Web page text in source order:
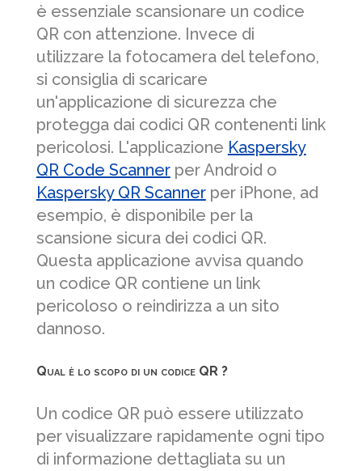
è essenziale scansionare un codice
QR con attenzione. Invece di
utilizzare la fotocamera del telefono,
si consiglia di scaricare
un'applicazione di sicurezza che
protegga dai codici QR contenenti link
pericolosi. L'applicazione Kaspersky
QR Code Scannerper Android o
Kaspersky QR Scannerper iPhone, ad
esempio, è disponibile per la
scansione sicura dei codici QR.
Questa applicazione avvisa quando
un codice QR contiene un link
pericoloso o reindirizza a un sito
dannoso.
Qual è lo scopo di un codice QR ?
Un codice QR può essere utilizzato
per visualizzare rapidamente ogni tipo
di informazione dettagliata su un